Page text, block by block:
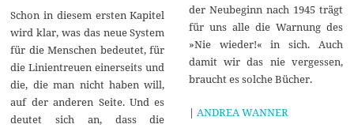
Schon in diesem ersten Kapitel
wird klar, was das neue System
für die Menschen bedeutet, für
die Linientreuen einerseits und
die, die man nicht haben will,
auf der anderen Seite. Und es
deutet sich an, dass die
der Neubeginn nach 1945 trägt
für uns alle die Warnung des
»Nie wieder!« in sich. Auch
damit wir das nie vergessen,
braucht es solche Bücher.
| ANDREA WANNER